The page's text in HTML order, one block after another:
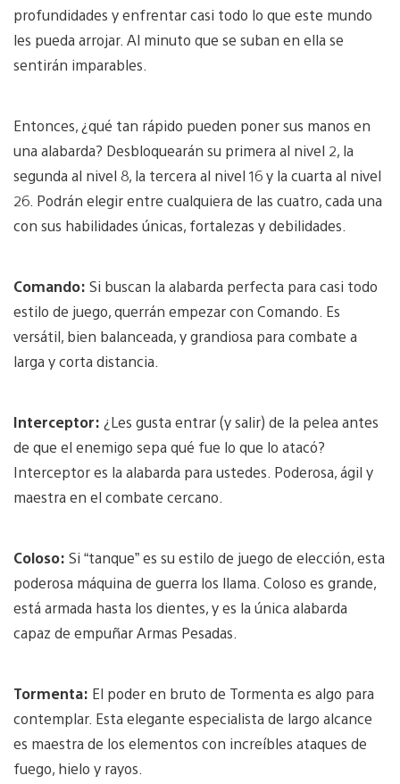
profundidades y enfrentar casi todo lo que este mundo
les pueda arrojar. Al minuto que se suban en ella se
sentirán imparables.
Entonces, ¿qué tan rápido pueden poner sus manos en
una alabarda? Desbloquearán su primera al nivel 2, la
segunda al nivel 8, la tercera al nivel 16 y la cuarta al nivel
26. Podrán elegir entre cualquiera de las cuatro, cada una
con sus habilidades únicas, fortalezas y debilidades.
Comando: Si buscan la alabarda perfecta para casi todo
estilo de juego, querrán empezar con Comando. Es
versátil, bien balanceada, y grandiosa para combate a
larga y corta distancia.
Interceptor: ¿Les gusta entrar (y salir) de la pelea antes
de que el enemigo sepa qué fue lo que lo atacó?
Interceptor es la alabarda para ustedes. Poderosa, ágil y
maestra en el combate cercano.
Coloso: Si “tanque” es su estilo de juego de elección, esta
poderosa máquina de guerra los llama. Coloso es grande,
está armada hasta los dientes, y es la única alabarda
capaz de empuñar Armas Pesadas.
Tormenta: El poder en bruto de Tormenta es algo para
contemplar. Esta elegante especialista de largo alcance
es maestra de los elementos con increíbles ataques de
fuego, hielo y rayos.